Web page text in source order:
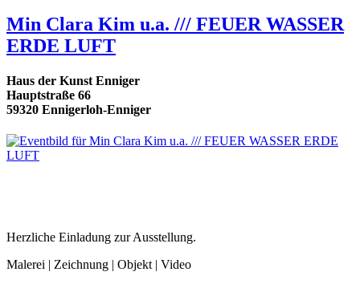
Min Clara Kim u.a. /// FEUER WASSER
ERDE LUFT
Haus der Kunst Enniger
Hauptstraße 66
59320 Ennigerloh-Enniger
Herzliche Einladung zur Ausstellung.
Malerei | Zeichnung | Objekt | Video